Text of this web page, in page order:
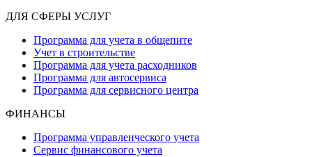
ДЛЯ СФЕРЫ УСЛУГ
Программа для учета в общепите
Учет в строительстве
Программа для учета расходников
Программа для автосервиса
Программа для сервисного центра
ФИНАНСЫ
Программа управленческого учета
Сервис финансового учета